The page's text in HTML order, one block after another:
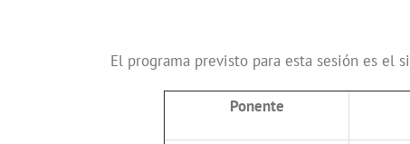
El programa previsto para esta sesión es el
Ponente